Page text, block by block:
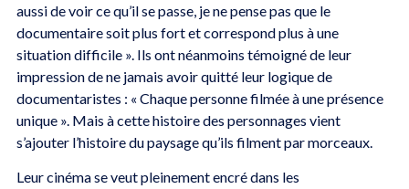
aussi de voir ce qu’il se passe, je ne pense pas que le
documentaire soit plus fort et correspond plus à une
situation difficile ». Ils ont néanmoins témoigné de leur
impression de ne jamais avoir quitté leur logique de
documentaristes : « Chaque personne filmée à une présence
unique ». Mais à cette histoire des personnages vient
s’ajouter l’histoire du paysage qu’ils filment par morceaux.
Leur cinéma se veut pleinement encré dans les